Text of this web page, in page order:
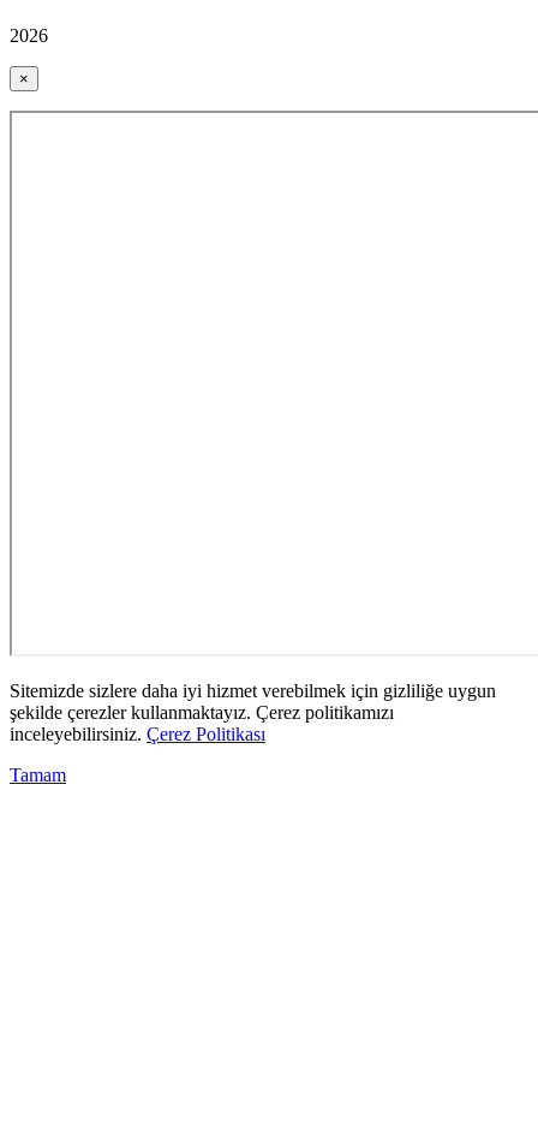
2026
×
Sitemizde sizlere daha iyi hizmet verebilmek için gizliliğe uygun
şekilde çerezler kullanmaktayız. Çerez politikamızı
inceleyebilirsiniz. Çerez Politikası
Tamam